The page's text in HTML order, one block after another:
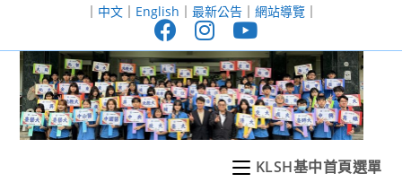
至
｜ 中文｜ English ｜ 最新公告｜ 網站導覽｜
KLSH基中首頁選單